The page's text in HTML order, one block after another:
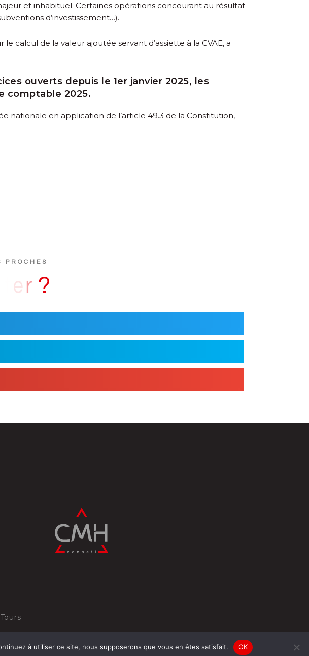
et inhabituel. Certaines opérations concourant au résultat
d’investissement…).
de la valeur ajoutée servant d’assiette à la CVAE, a
ouverts depuis le 1er janvier 2025, les
comptable 2025.
nationale en application de l’article 49.3 de la Constitution,
à utiliser ce site, nous supposerons que vous en êtes satisfait. OK